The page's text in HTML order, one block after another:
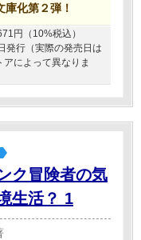
庫化第２弾！
円（10%税込）
発行（実際の発売日は
によって異なりま
ク冒険者の気
生活？ 1